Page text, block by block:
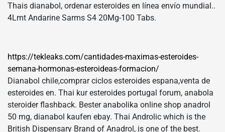
Thais dianabol, ordenar esteroides en línea envío mundial..
4Lmt Andarine Sarms S4 20Mg-100 Tabs.
https://tekleaks.com/cantidades-maximas-esteroides-
semana-hormonas-esteroideas-formacion/
Dianabol chile,comprar ciclos esteroides espana,venta de
esteroides en. Thai kur esteroides portugal forum, anabola
steroider flashback. Bester anabolika online shop anadrol
50 mg, dianabol kaufen ebay. Thai Androlic which is the
British Dispensary Brand of Anadrol, is one of the best.